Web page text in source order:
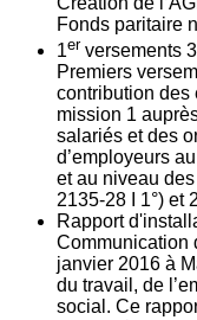
Fonds paritaire
1er versements 3
Premiers
contribution des
mission 1
salariés et des
d’employeurs
et au niveau
2135‐28 I 1°) et
Rapport
Communication
janvier 2016 à
du travail, de
social. Ce